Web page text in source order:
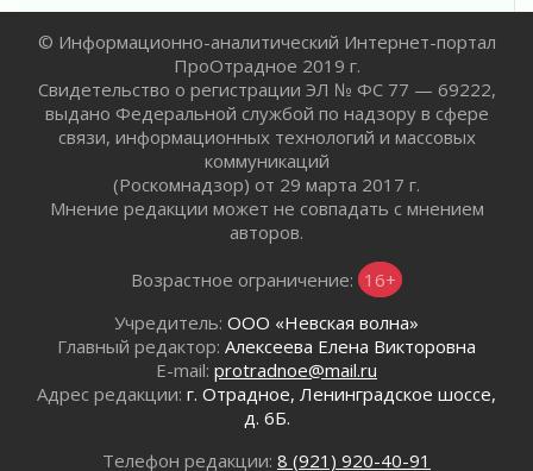
операторов БПЛА
02 августа 2026
В Ивангороде появилась «Избушка-
воробушка»
02 августа 2026
Юхла, мука, кантеле и Водяной
01 августа 2026
Лето катится с горки
В Ленобласти открылась экспозиция к 150-
летию Билибина
01 августа 2026
Лето без гаджетов
Болезнь девственниц и вампиров
Безмолвный крик о помощи
© Информационно-аналитический Интернет-портал
ПроОтрадное 2019 г.
Свидетельство о регистрации ЭЛ № ФС 77 — 69222,
выдано Федеральной службой по надзору в сфере
связи, информационных технологий и массовых
коммуникаций
(Роскомнадзор) от 29 марта 2017 г.
Мнение редакции может не совпадать с мнением
авторов.
Возрастное ограничение: 16+
Учредитель: ООО «Невская волна»
Главный редактор: Алексеева Елена Викторовна
E-mail: protradnoe@mail.ru
Адрес редакции: г. Отрадное, Ленинградское шоссе,
д. 6Б.
Телефон редакции: 8 (921) 920-40-91